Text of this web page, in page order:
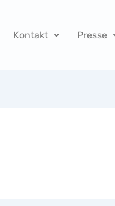
Kontakt Presse